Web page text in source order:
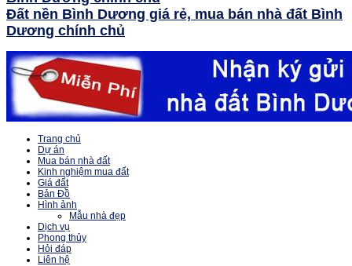
Đất nền Bình Dương giá rẻ, mua bán nhà đất Bình
Dương chính chủ
Trang chủ
Dự án
Mua bán nhà đất
Kinh nghiệm mua đất
Giá đất
Bản Đồ
Hình ảnh
Mẫu nhà đẹp
Dịch vụ
Phong thủy
Hỏi đáp
Liên hệ